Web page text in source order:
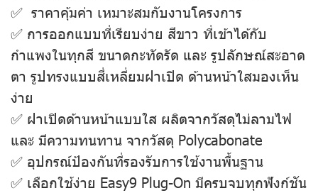
✅ ราคาคุ้มค่า เหมาะสมกับงานโครงการ
✅ การออกแบบที่เรียบง่าย สีขาว ที่เข้าได้กับ
กำแพงในทุกสี ขนาดกะทัดรัด และ รูปลักษณ์สะอาด
ตา รูปทรงแบบสี่เหลี่ยมฝาเปิด ด้านหน้าใสมองเห็น
ง่าย
✅ ฝาเปิดด้านหน้าแบบใส ผลิตจากวัสดุไม่ลามไฟ
และ มีความทนทาน จากวัสดุ Polycabonate
✅ อุปกรณ์ป้องกันที่รองรับการใช้งานพื้นฐาน
✅ เลือกใช้ง่าย Easy9 Plug-On มีครบจบทุกฟังก์ชัน